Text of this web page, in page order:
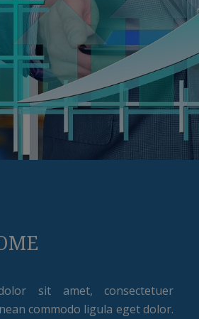
sit amet, consectetuer
commodo ligula eget dolor.